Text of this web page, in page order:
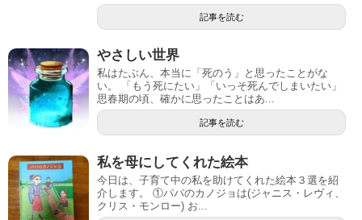
記事を読む
やさしい世界
私はたぶん、本当に「死のう」と思ったことがな
い。 「もう死にたい」「いっそ死んでしまいたい」
思春期の頃、確かに思ったことはあ...
記事を読む
私を母にしてくれた絵本
今日は、子育て中の私を助けてくれた絵本３選を紹
介します。 ①パパのカノジョは(ジャニス・レヴィ、
クリス・モンロー) お...